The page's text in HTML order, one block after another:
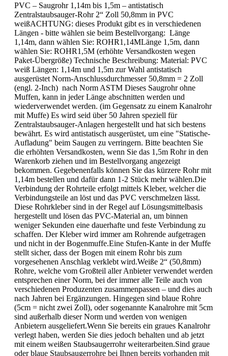
PVC – Saugrohr 1,14m bis 1,5m – antistatisch
Zentralstaubsauger-Rohr 2“ Zoll 50,8mm in PVC
weißACHTUNG: dieses Produkt gibt es in verschiedenen
Längen - bitte wählen sie beim Bestellvorgang: Länge
1,14m, dann wählen Sie: ROHR1,14MLänge 1,5m, dann
wählen Sie: ROHR1,5M (erhöhte Versandkosten wegen
Paket-Übergröße) Technische Beschreibung: Material: PVC
weiß Längen: 1,14m und 1,5m zur Wahl antistatisch
ausgerüstet Norm-Anschlussdurchmesser 50,8mm = 2 Zoll
(engl. 2-Inch) nach Norm ASTM Dieses Saugrohr ohne
Muffen, kann in jeder Länge abschnitten werden und
wiederverwendet werden. (im Gegensatz zu einem Kanalrohr
mit Muffe) Es wird seid über 50 Jahren speziell für
Zentralstaubsauger-Anlagen hergestellt und hat sich bestens
bewährt. Es wird antistatisch ausgerüstet, um eine "Statische-
Aufladung" beim Saugen zu verringern. Bitte beachten Sie
die erhöhten Versandkosten, wenn Sie das 1,5m Rohr in den
Warenkorb ziehen und im Bestellvorgang angezeigt
bekommen. Gegebenenfalls können Sie das kürzere Rohr mit
1,14m bestellen und dafür dann 1-2 Stück mehr wählen.Die
Verbindung der Rohrteile erfolgt mittels Kleber, welcher die
Verbindungsteile an löst und das PVC verschmelzen lässt.
Diese Rohrkleber sind in der Regel auf Lösungsmittelbasis
hergestellt und lösen das PVC-Material an, um binnen
weniger Sekunden eine dauerhafte und feste Verbindung zu
schaffen. Der Kleber wird immer am Rohrende aufgetragen
und nicht in der Bogenmuffe.Eine Stufen-Kante in der Muffe
stellt sicher, dass der Bogen mit einem Rohr bis zum
vorgesehenen Anschlag verklebt wird.Weiße 2“ (50,8mm)
Rohre, welche vom Großteil aller Anbieter verwendet werden
entsprechen einer Norm, bei der immer alle Teile auch von
verschiedenen Produzenten zusammenpassen – und dies auch
nach Jahren bei Ergänzungen. Hingegen sind blaue Rohre
(5cm = nicht zwei Zoll), oder sogenannte Kanalrohre mit 5cm
sind außerhalb dieser Norm und werden von wenigen
Anbietern ausgeliefert.Wenn Sie bereits ein graues Kanalrohr
verlegt haben, werden Sie dies jedoch behalten und ab jetzt
mit einem weißen Staubsaugerrohr weiterarbeiten.Sind graue
oder blaue Staubsaugerrohre bei Ihnen bereits vorhanden mit